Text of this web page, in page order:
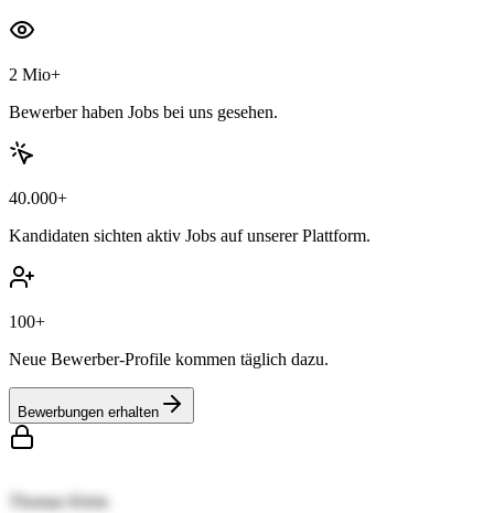
2 Mio+
Bewerber haben Jobs bei uns gesehen.
40.000+
Kandidaten sichten aktiv Jobs auf unserer Plattform.
100+
Neue Bewerber-Profile kommen täglich dazu.
Bewerbungen erhalten
Thomas Klein